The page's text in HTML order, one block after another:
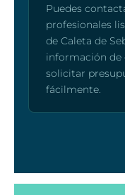
Puedes
profesionales
de Caleta de
información de
solicitar
fácilmente.